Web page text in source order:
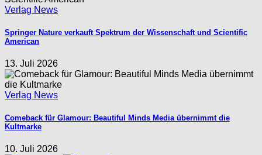
Verlag News
Springer Nature verkauft Spektrum der Wissenschaft und Scientific
American
13. Juli 2026
Verlag News
Comeback für Glamour: Beautiful Minds Media übernimmt die
Kultmarke
10. Juli 2026